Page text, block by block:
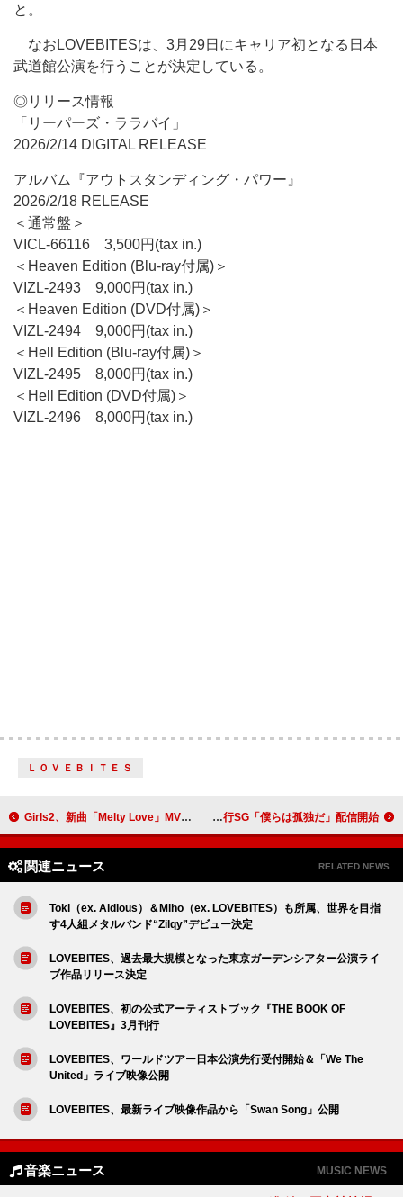
と。
なおLOVEBITESは、3月29日にキャリア初となる日本
武道館公演を行うことが決定している。
◎リリース情報
「リーパーズ・ララバイ」
2026/2/14 DIGITAL RELEASE
アルバム『アウトスタンディング・パワー』
2026/2/18 RELEASE
＜通常盤＞
VICL-66116 3,500円(tax in.)
＜Heaven Edition (Blu-ray付属)＞
VIZL-2493 9,000円(tax in.)
＜Heaven Edition (DVD付属)＞
VIZL-2494 9,000円(tax in.)
＜Hell Edition (Blu-ray付属)＞
VIZL-2495 8,000円(tax in.)
＜Hell Edition (DVD付属)＞
VIZL-2496 8,000円(tax in.)
ＬＯＶＥＢＩＴＥＳ
Girls2、新曲「Melty Love」MV公開 yutori、ミニAL『心の微熱』リリース決定＆先行SG「僕らは孤独だ」配信開始
関連ニュース RELATED NEWS
Toki（ex. Aldious）＆Miho（ex. LOVEBITES）も所属、世界を目指
す4人組メタルバンド“Zilqy”デビュー決定
LOVEBITES、過去最大規模となった東京ガーデンシアター公演ライ
ブ作品リリース決定
LOVEBITES、初の公式アーティストブック『THE BOOK OF
LOVEBITES』3月刊行
LOVEBITES、ワールドツアー日本公演先行受付開始＆「We The
United」ライブ映像公開
LOVEBITES、最新ライブ映像作品から「Swan Song」公開
音楽ニュース MUSIC NEWS